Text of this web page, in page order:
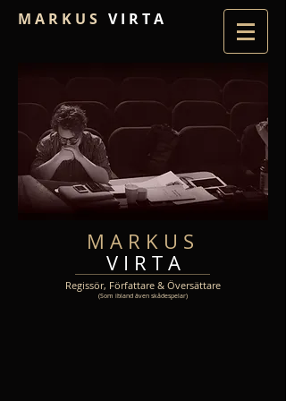
M A R K U S V I R T A
M A R K U S
V I R T A
Regissör, Författare & Översättare
(Som ibland även skådespelar)